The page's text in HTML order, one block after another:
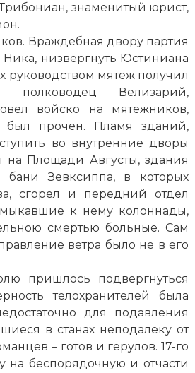
знаменитый юрист,
Враждебная двору партия
низвергнуть Юстиниана
руководством мятеж получил
полководец Велизарий,
войско на мятежников,
был прочен. Пламя зданий,
во внутренние дворы
Площади Августы, здания
бани Зевксиппа, в которых
сгорел и передний отдел
к нему колоннады,
смертью больные. Сам
ветра было не в его
пришлось подвергнуться
телохранителей была
для подавления
в станах неподалеку от
– готов и герулов. 17-го
беспорядочную и отчасти